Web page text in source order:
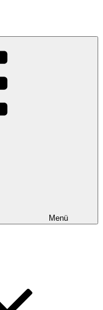
Menü